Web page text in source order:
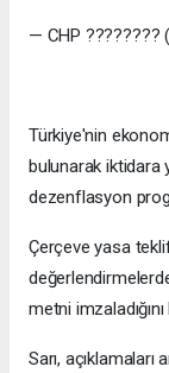
— CHP ????????
Türkiye'nin
bulunarak iktidara
dezenflasyon
Çerçeve yasa
metni
Sarı, açıklamaları